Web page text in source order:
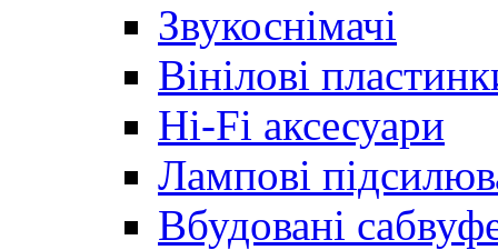
Звукоснімачі
Вінілові
Hi-Fi аксесуари
Лампові
Вбудовані